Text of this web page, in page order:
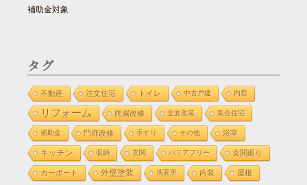
補助金対象
タグ
不動産 注文住宅 トイレ 中古戸建 内窓
リフォーム 雨漏改修 全面改装 集合住宅
補助金 門扉改修 手すり その他 浴室
キッチン 収納 玄関 バリアフリー 玄関廻り
カーポート 外壁塗装 洗面所 内装 屋根